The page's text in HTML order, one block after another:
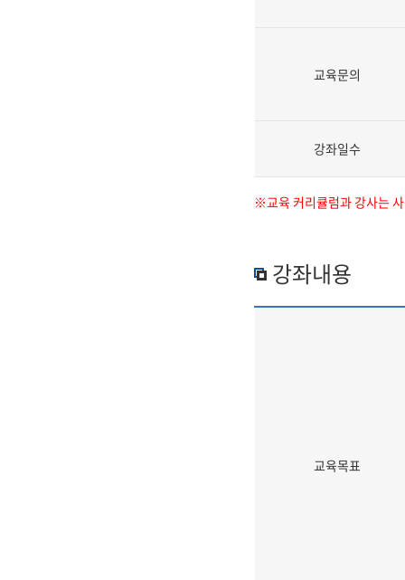
교육문의
강좌일수
※교육 커리큘럼과 강사는
강좌내용
교육목표